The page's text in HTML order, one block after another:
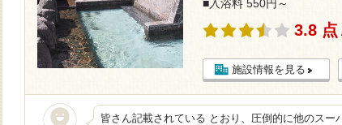
■入浴料 550円～
3.8 点
施設情報を見る
皆さん記載されている とおり、圧倒的に他のス